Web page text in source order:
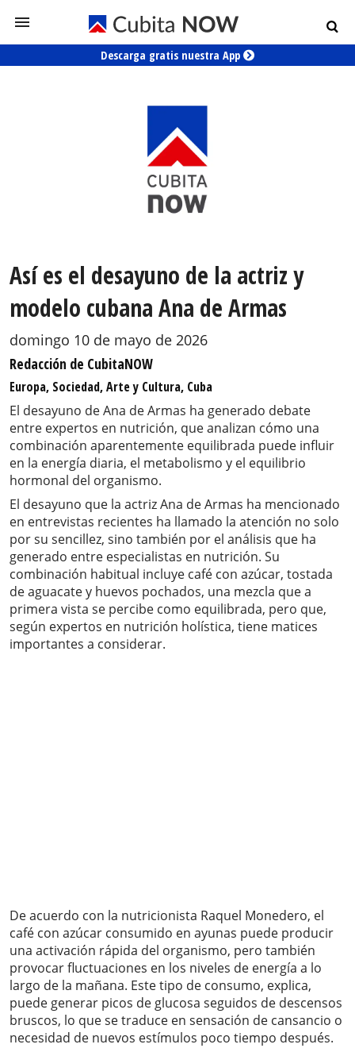
Descarga gratis nuestra App
Así es el desayuno de la actriz y
modelo cubana Ana de Armas
domingo 10 de mayo de 2026
Redacción de CubitaNOW
Europa, Sociedad, Arte y Cultura, Cuba
El desayuno de Ana de Armas ha generado debate
entre expertos en nutrición, que analizan cómo una
combinación aparentemente equilibrada puede influir
en la energía diaria, el metabolismo y el equilibrio
hormonal del organismo.
El desayuno que la actriz Ana de Armas ha mencionado
en entrevistas recientes ha llamado la atención no solo
por su sencillez, sino también por el análisis que ha
generado entre especialistas en nutrición. Su
combinación habitual incluye café con azúcar, tostada
de aguacate y huevos pochados, una mezcla que a
primera vista se percibe como equilibrada, pero que,
según expertos en nutrición holística, tiene matices
importantes a considerar.
De acuerdo con la nutricionista Raquel Monedero, el
café con azúcar consumido en ayunas puede producir
una activación rápida del organismo, pero también
provocar fluctuaciones en los niveles de energía a lo
largo de la mañana. Este tipo de consumo, explica,
puede generar picos de glucosa seguidos de descensos
bruscos, lo que se traduce en sensación de cansancio o
necesidad de nuevos estímulos poco tiempo después.